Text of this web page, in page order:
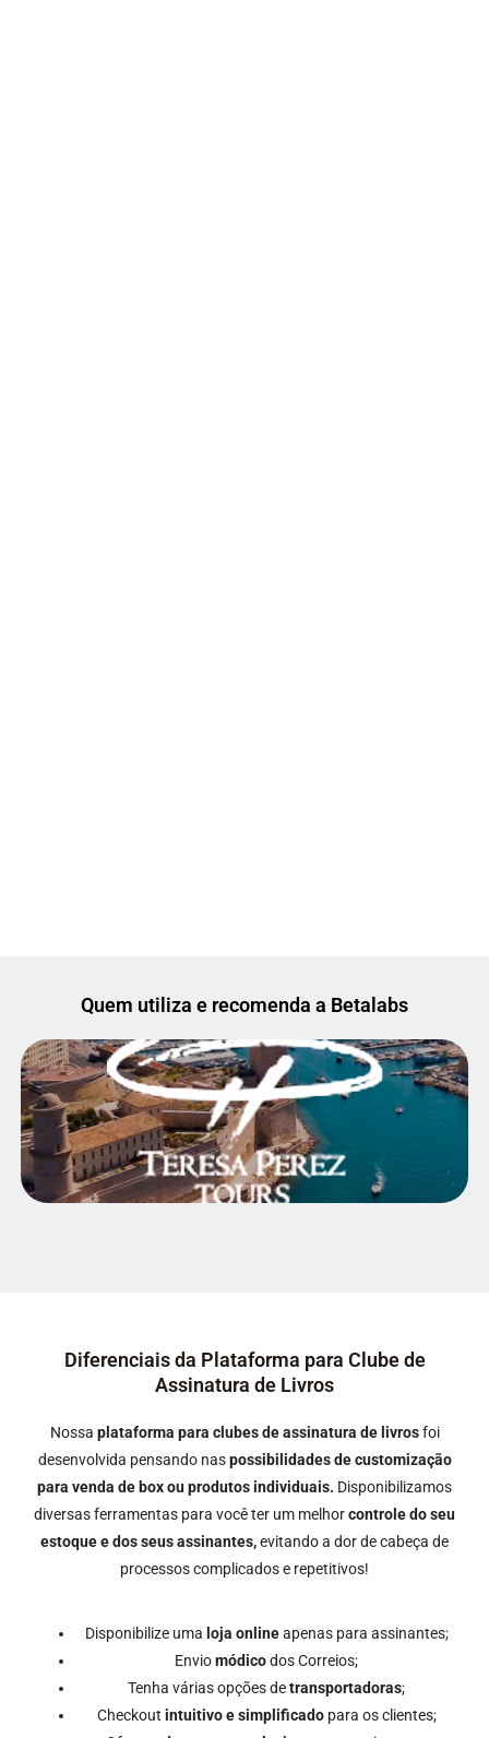
Quem utiliza e recomenda a Betalabs
Diferenciais da Plataforma para Clube de
Assinatura de Livros
Nossa plataforma para clubes de assinatura de livrosfoi
desenvolvida pensando naspossibilidades de customização
para venda de box ou produtos individuais. Disponibilizamos
diversas ferramentas para você ter um melhorcontrole do seu
estoque e dos seus assinantes,evitando a dor de cabeça de
processos complicados e repetitivos!
Disponibilize uma loja onlineapenas para assinantes;
Enviomódicodos Correios;
Tenha várias opções detransportadoras;
Checkout intuitivo e simplificadopara os clientes;